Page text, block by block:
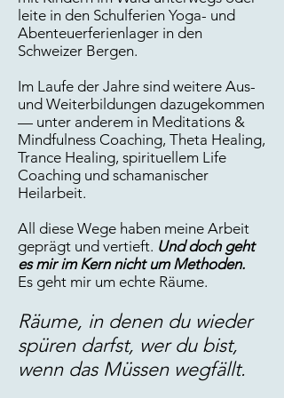
leite in den Schulferien Yoga- und
Abenteuerferienlager in den
Schweizer Bergen.
Im Laufe der Jahre sind weitere Aus-
und Weiterbildungen dazugekommen
— unter anderem in Meditations &
Mindfulness Coaching, Theta Healing,
Trance Healing, spirituellem Life
Coaching und schamanischer
Heilarbeit.
All diese Wege haben meine Arbeit
geprägt und vertieft. Und doch geht
es mir im Kern nicht um Methoden.
Es geht mir um echte Räume.
Räume, in denen du wieder
spüren darfst, wer du bist,
wenn das Müssen wegfällt.